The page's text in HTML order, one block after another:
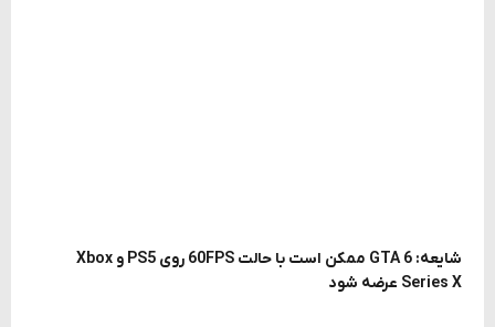
شایعه: GTA 6 ممکن است با حالت 60FPS روی PS5 و Xbox
Series X عرضه شود